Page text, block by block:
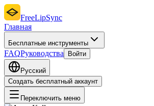
FreeLipSync
Главная
Бесплатные инструменты
FAQРуководства Войти
Русский
Создать бесплатный аккаунт
Переключить меню